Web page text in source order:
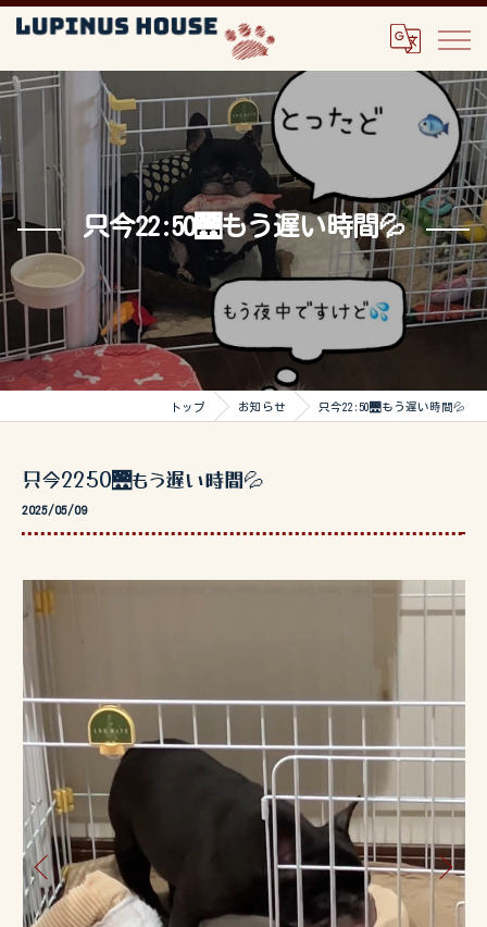
只今22:50🌉もう遅い時間💦
トップ お知らせ 只今22:50🌉もう遅い時間💦
只今22:50🌉もう遅い時間💦
2025/05/09